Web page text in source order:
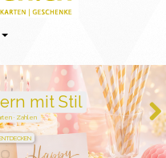
mit Stil
· Zahlen